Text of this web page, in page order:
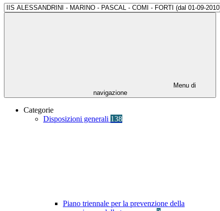
Menu di
navigazione
Categorie
Disposizioni generali 138
Piano triennale per la prevenzione della